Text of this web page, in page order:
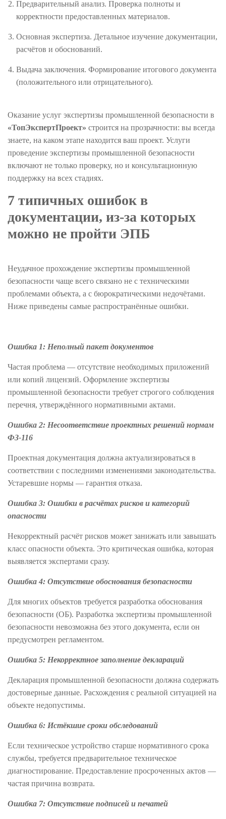
Предварительный анализ. Проверка полноты и
корректности предоставленных материалов.
Основная экспертиза. Детальное изучение документации,
расчётов и обоснований.
Выдача заключения. Формирование итогового документа
(положительного или отрицательного).
Оказание услуг экспертизы промышленной безопасности в
«ТопЭкспертПроект» строится на прозрачности: вы всегда
знаете, на каком этапе находится ваш проект. Услуги
проведение экспертизы промышленной безопасности
включают не только проверку, но и консультационную
поддержку на всех стадиях.
7 типичных ошибок в
документации, из-за которых
можно не пройти ЭПБ
Неудачное прохождение экспертизы промышленной
безопасности чаще всего связано не с техническими
проблемами объекта, а с бюрократическими недочётами.
Ниже приведены самые распространённые ошибки.
Ошибка 1: Неполный пакет документов
Частая проблема — отсутствие необходимых приложений
или копий лицензий. Оформление экспертизы
промышленной безопасности требует строгого соблюдения
перечня, утверждённого нормативными актами.
Ошибка 2: Несоответствие проектных решений нормам
ФЗ-116
Проектная документация должна актуализироваться в
соответствии с последними изменениями законодательства.
Устаревшие нормы — гарантия отказа.
Ошибка 3: Ошибки в расчётах рисков и категорий
опасности
Некорректный расчёт рисков может занижать или завышать
класс опасности объекта. Это критическая ошибка, которая
выявляется экспертами сразу.
Ошибка 4: Отсутствие обоснования безопасности
Для многих объектов требуется разработка обоснования
безопасности (ОБ). Разработка экспертизы промышленной
безопасности невозможна без этого документа, если он
предусмотрен регламентом.
Ошибка 5: Некорректное заполнение деклараций
Декларация промышленной безопасности должна содержать
достоверные данные. Расхождения с реальной ситуацией на
объекте недопустимы.
Ошибка 6: Истёкшие сроки обследований
Если техническое устройство старше нормативного срока
службы, требуется предварительное техническое
диагностирование. Предоставление просроченных актов —
частая причина возврата.
Ошибка 7: Отсутствие подписей и печатей